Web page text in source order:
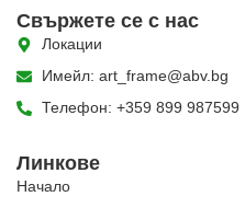
Линкове
Начало
Свържете се с нас
Локации
Имейл: art_frame@abv.bg
Телефон: +359 899 987599